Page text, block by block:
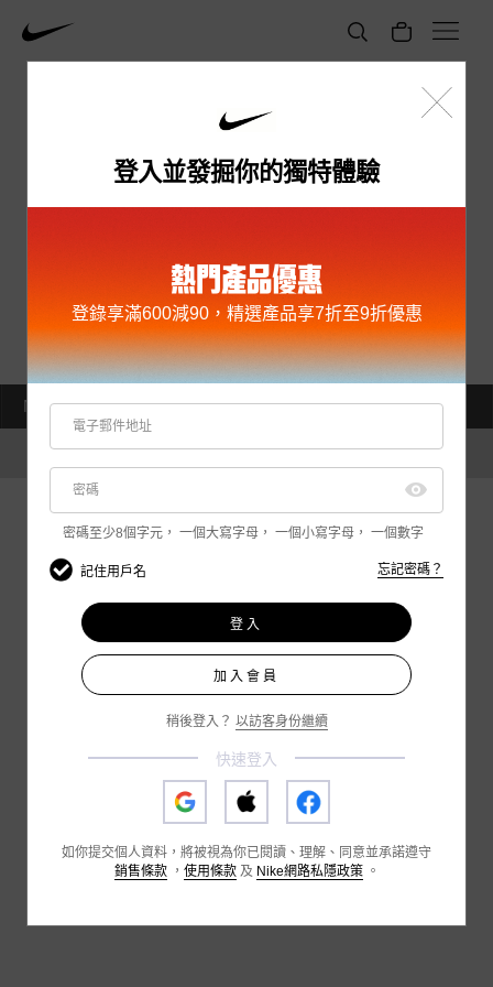
登入並發掘你的獨特體驗
熱門產品優惠
登錄享滿600減90，精選產品享7折至9折優惠
密碼至少8個字元， 一個大寫字母， 一個小寫字母， 一個數字
記住用戶名 忘記密碼？
登入
加入會員
稍後登入？ 以訪客身份繼續
快速登入
如你提交個人資料，將被視為你已閱讀、理解、同意並承諾遵守
銷售條款， 使用條款及 Nike網路私隱政策。
抱歉，您訪問的頁面不存在
NIKE.COM EN 附近商店